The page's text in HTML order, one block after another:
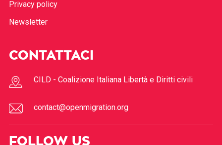
Privacy policy
Newsletter
CONTATTACI
CILD - Coalizione Italiana Libertà e Diritti civili
contact@openmigration.org
FOLLOW US